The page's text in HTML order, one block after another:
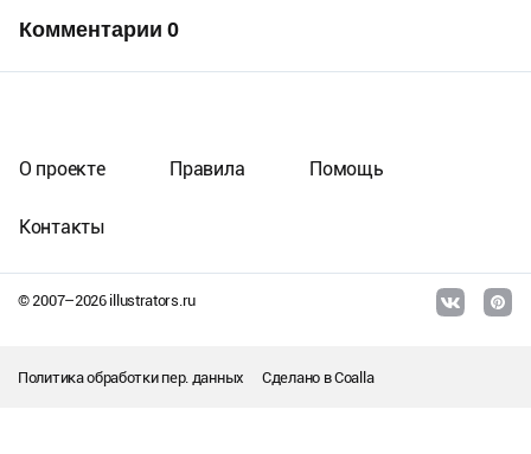
Комментарии 0
© 2007–2026illustrators.ru
О проекте Правила Помощь
Контакты
Политика обработки пер. данных Сделано вCoalla